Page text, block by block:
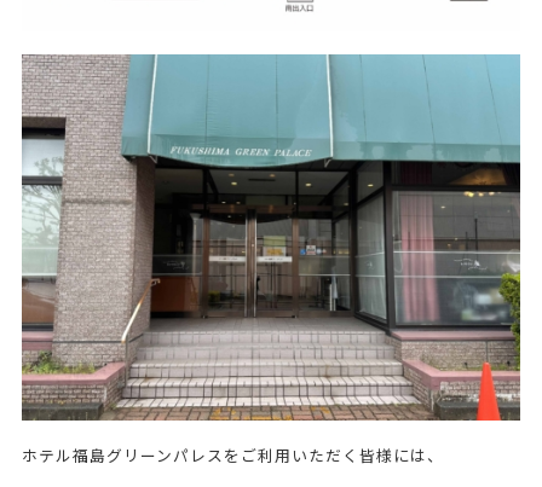
ホテル福島グリーンパレスをご利用いただく皆様には、